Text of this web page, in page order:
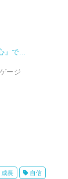
』で…
ージ
成長 自信